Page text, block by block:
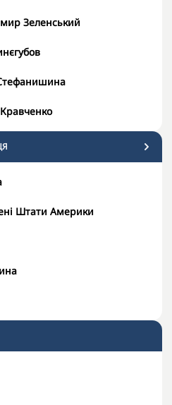
Зеленський
Штати Америки